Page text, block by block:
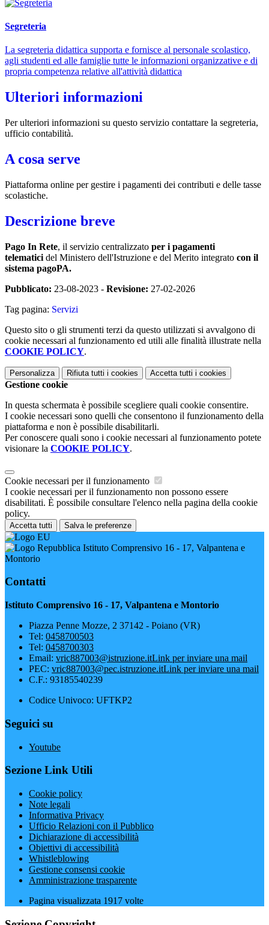
Segreteria
La segreteria didattica supporta e fornisce al personale scolastico,
agli studenti ed alle famiglie tutte le informazioni organizzative e di
propria competenza relative all'attività didattica
Ulteriori informazioni
Per ulteriori informazioni su questo servizio contattare la segreteria,
ufficio contabilità.
A cosa serve
Piattaforma online per gestire i pagamenti dei contributi e delle tasse
scolastiche.
Descrizione breve
Pago In Rete, il servizio centralizzato per i pagamenti
telematici del Ministero dell'Istruzione e del Merito integrato con il
sistema pagoPA.
Pubblicato: 23-08-2023 - Revisione: 27-02-2026
Tag pagina: Servizi
Questo sito o gli strumenti terzi da questo utilizzati si avvalgono di
cookie necessari al funzionamento ed utili alle finalità illustrate nella
COOKIE POLICY.
Personalizza Rifiuta tutti i cookies Accetta tutti i cookies
Gestione cookie
In questa schermata è possibile scegliere quali cookie consentire.
I cookie necessari sono quelli che consentono il funzionamento della
piattaforma e non è possibile disabilitarli.
Per conoscere quali sono i cookie necessari al funzionamento potete
visionare la COOKIE POLICY.
Cookie necessari per il funzionamento
I cookie necessari per il funzionamento non possono essere
disabilitati. È possibile consultare l'elenco nella pagina della cookie
policy.
Accetta tutti Salva le preferenze
Istituto Comprensivo 16 - 17, Valpantena e
Montorio
Contatti
Istituto Comprensivo 16 - 17, Valpantena e Montorio
Piazza Penne Mozze, 2 37142 - Poiano (VR)
Tel: 0458700503
Tel: 0458700303
Email: vric887003@istruzione.itLink per inviare una mail
PEC: vric887003@pec.istruzione.itLink per inviare una mail
C.F.: 93185540239
Codice Univoco: UFTKP2
Seguici su
Youtube
Sezione Link Utili
Cookie policy
Note legali
Informativa Privacy
Ufficio Relazioni con il Pubblico
Dichiarazione di accessibilità
Obiettivi di accessibilità
Whistleblowing
Gestione consensi cookie
Amministrazione trasparente
Pagina visualizzata 1917 volte